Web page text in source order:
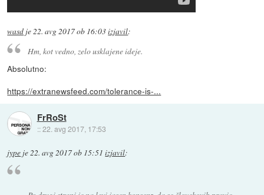
wasd je22. avg 2017 ob 16:03izjavil:
Hm, kot vedno, zelo usklajene ideje.
Absolutno:
https://extranewsfeed.com/tolerance-is-...
FrRoSt
::22. avg 2017, 17:53
jype je22. avg 2017 ob 15:51 izjavil: